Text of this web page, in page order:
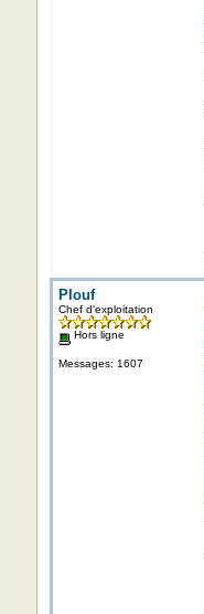
Plouf
Chef d'exploitation
Hors ligne
Messages: 1607